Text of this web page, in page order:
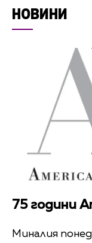
НОВИНИ
75 години
Миналия